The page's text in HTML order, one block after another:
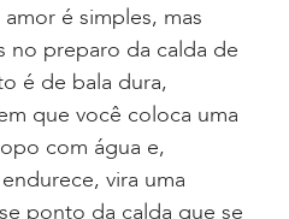
é simples, mas
no preparo da calda de
é de bala dura,
que você coloca uma
com água e,
vira uma
ponto da calda que se